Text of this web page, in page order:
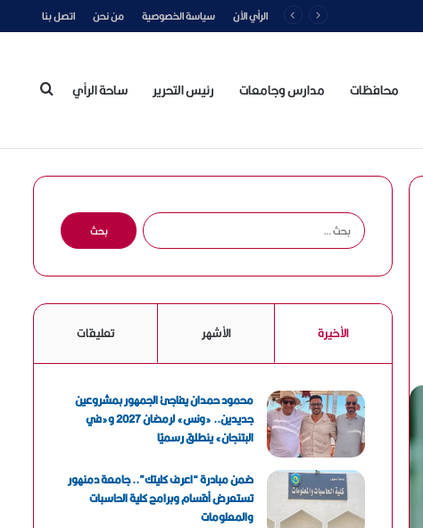
الرأي الآن سياسة الخصوصية من نحن اتصل بنا
محافظات مدارس وجامعات رئيس التحرير ساحة الرأي
ا
ل
ح
الأخيرة الأشهر تعليقات
محمود حمدان يفاجئ الجمهور بمشروعين
جديدين.. «ونس» لرمضان 2027 و«في
البتنجان» ينطلق رسميًا
ضمن مبادرة “اعرف كليتك”.. جامعة دمنهور
تستعرض أقسام وبرامج كلية الحاسبات
والمعلومات